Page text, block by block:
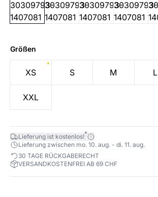
Größen
XS S M L
XXL
Lieferung ist kostenlos!*
Lieferung zwischen mo. 10. aug. - di. 11. aug.
30 TAGE RÜCKGABERECHT
VERSANDKOSTENFREI AB 69 CHF